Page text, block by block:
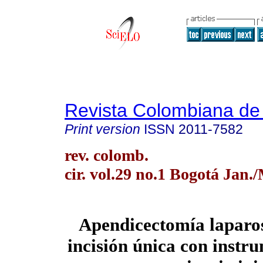
Revista Colombiana
Print version ISSN 2011-7582
rev. colomb.
cir. vol.29 no.1 Bogotá Jan./
Apendicectomía
incisión única con